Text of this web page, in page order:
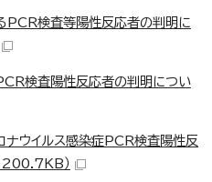
PCR検査等陽性反応者の判明に
検査陽性反応者の判明につい
ウイルス感染症PCR検査陽性反
200.7KB）